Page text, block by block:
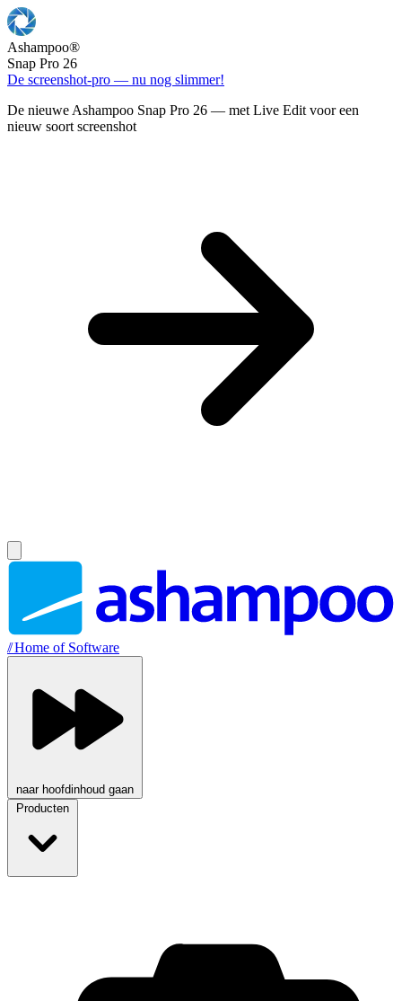
Ashampoo®
Snap Pro 26
De screenshot-pro — nu nog slimmer!
De nieuwe Ashampoo Snap Pro 26 — met Live Edit voor een
nieuw soort screenshot
//Home of Software
naar hoofdinhoud gaan
Producten